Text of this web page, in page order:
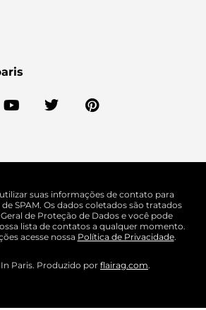
suas informações de contato para
SPAM. Os dados coletados são tratados
de Proteção de Dados e você pode
lista de contatos a qualquer momento.
acesse nossa Política de Privacidade.
Paris. Produzido por flairag.com.